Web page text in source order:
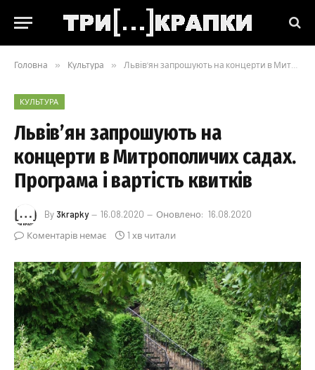
Головна » Культура » Львів’ян запрошують на концерти в Митрополичих садах. Програма і вартість квитків
КУЛЬТУРА
Львів’ян запрошують на
концерти в Митрополичих садах.
Програма і вартість квитків
By 3krapky 16.08.2020 Оновлено: 16.08.2020
Коментарів немає
1 хв читали